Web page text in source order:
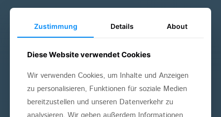
ÜBERSICHT
Implantate
Zustimmung Details About
Diese Website verwendet Cookies
Wir verwenden Cookies, um Inhalte und Anzeigen
zu personalisieren, Funktionen für soziale Medien
bereitzustellen und unseren Datenverkehr zu